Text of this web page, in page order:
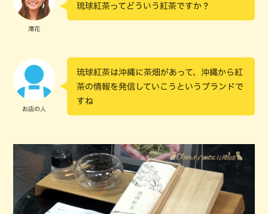
澪花
琉球紅茶ってどういう紅茶ですか？
お店の人
琉球紅茶は沖縄に茶畑があって、沖縄から紅
茶の情報を発信していこうというブランドで
すね